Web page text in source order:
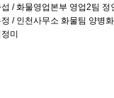
/ 화물영업본부 영업2팀 정
/ 인천사무소 화물팀 양병화
미